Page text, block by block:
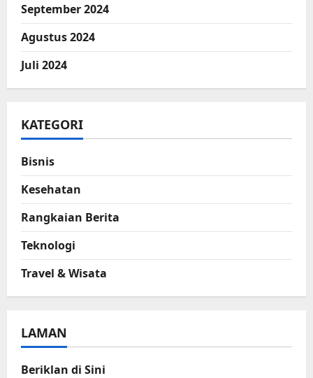
September 2024
Agustus 2024
Juli 2024
KATEGORI
Bisnis
Kesehatan
Rangkaian Berita
Teknologi
Travel & Wisata
LAMAN
Beriklan di Sini